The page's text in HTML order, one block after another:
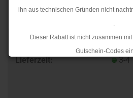
ihn aus technischen Gründen nicht
.
Dieser Rabatt ist nicht zusammen
Gutschein-Codes
.
Rückstaus kann es jedoch zu
Lieferzeit:
3-4